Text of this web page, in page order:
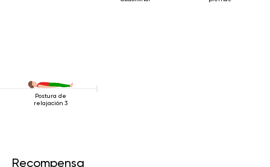
Postura de
relajación 3
Recompensa